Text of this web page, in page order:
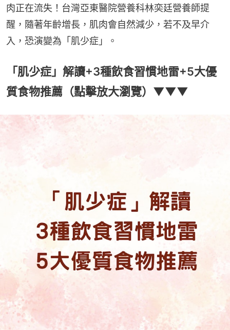
肉正在流失！台灣亞東醫院營養科林奕廷營養師提
醒，隨著年齡增長，肌肉會自然減少，若不及早介
入，恐演變為「肌少症」。
「肌少症」解讀+3種飲食習慣地雷+5大優
質食物推薦（點擊放大瀏覽）▼▼▼